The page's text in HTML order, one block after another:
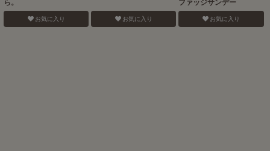
お気に入り お気に入り お気に入り